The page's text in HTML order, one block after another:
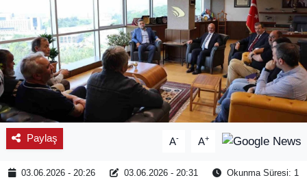
Paylaş A- A+
03.06.2026 - 20:26 03.06.2026 - 20:31
Okunma Süresi: 1